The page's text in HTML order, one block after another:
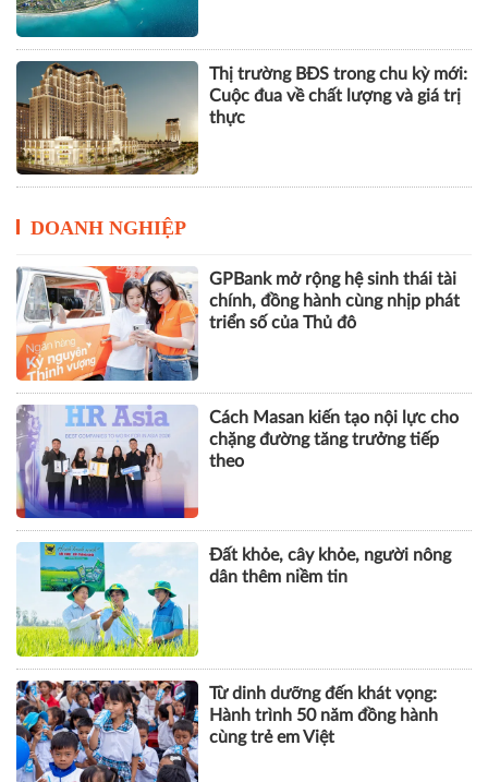
Thị trường BĐS trong chu kỳ mới:
Cuộc đua về chất lượng và giá trị
thực
DOANH NGHIỆP
GPBank mở rộng hệ sinh thái tài
chính, đồng hành cùng nhịp phát
triển số của Thủ đô
Cách Masan kiến tạo nội lực cho
chặng đường tăng trưởng tiếp
theo
Đất khỏe, cây khỏe, người nông
dân thêm niềm tin
Từ dinh dưỡng đến khát vọng:
Hành trình 50 năm đồng hành
cùng trẻ em Việt